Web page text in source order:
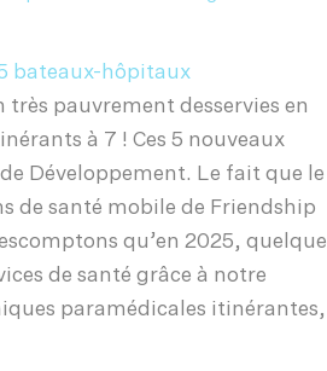
bateaux-hôpitaux
pauvrement desservies en
à 7 ! Ces 5 nouveaux
Développement. Le fait que le
de santé mobile de Friendship
qu’en 2025, quelque
de santé grâce à notre
paramédicales itinérantes,